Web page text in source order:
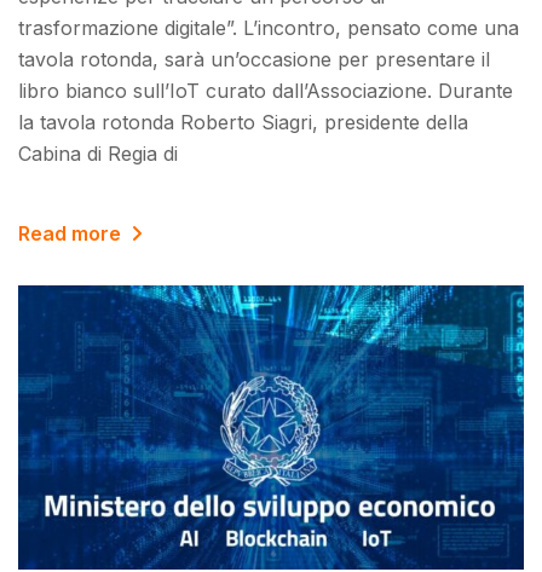
trasformazione digitale”. L’incontro, pensato come una
tavola rotonda, sarà un’occasione per presentare il
libro bianco sull’IoT curato dall’Associazione. Durante
la tavola rotonda Roberto Siagri, presidente della
Cabina di Regia di
Read more